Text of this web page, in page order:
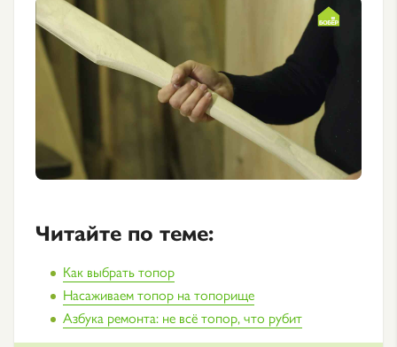
Читайте по теме:
Как выбрать топор
Насаживаем топор на топорище
Азбука ремонта: не всё топор, что рубит